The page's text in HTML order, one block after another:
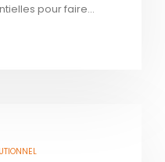
pour faire...